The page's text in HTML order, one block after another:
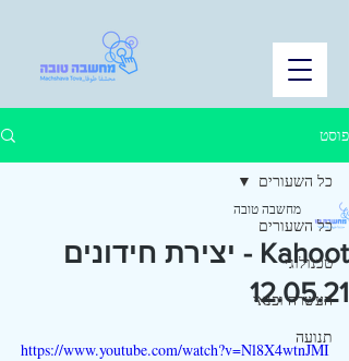
פוסט
כל השעורים
טכנולוגי
העשרה ופנאי
תנועה
כל השעורים
Kahoot - יצירת חידונים
12.05.21
מחשבה טובה
https://www.youtube.com/watch?v=Nl8X4wtnJMI